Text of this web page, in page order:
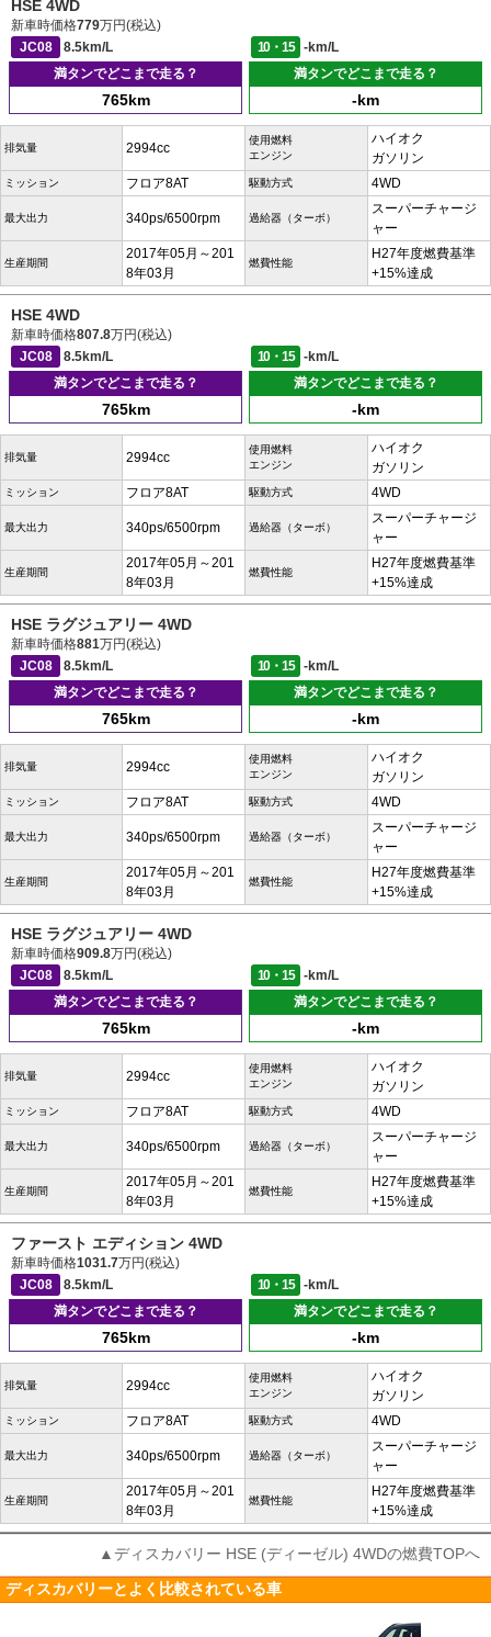
HSE 4WD
新車時価格779万円(税込)
JC08
8.5km/L 10・15
-km/L
満タンでどこまで走る？
765km
満タンでどこまで走る？
-km
排気量 2994cc
使用燃料
エンジン
ハイオク
ガソリン
ミッション フロア8AT 駆動方式 4WD
最大出力 340ps/6500rpm 過給器（ターボ）
スーパーチャージ
ャー
生産期間
2017年05月～201
8年03月
燃費性能
H27年度燃費基準
+15%達成
HSE 4WD
新車時価格807.8万円(税込)
JC08
8.5km/L 10・15
-km/L
満タンでどこまで走る？
765km
満タンでどこまで走る？
-km
排気量 2994cc
使用燃料
エンジン
ハイオク
ガソリン
ミッション フロア8AT 駆動方式 4WD
最大出力 340ps/6500rpm 過給器（ターボ）
スーパーチャージ
ャー
生産期間
2017年05月～201
8年03月
燃費性能
H27年度燃費基準
+15%達成
HSE ラグジュアリー 4WD
新車時価格881万円(税込)
JC08
8.5km/L 10・15
-km/L
満タンでどこまで走る？
765km
満タンでどこまで走る？
-km
排気量 2994cc
使用燃料
エンジン
ハイオク
ガソリン
ミッション フロア8AT 駆動方式 4WD
最大出力 340ps/6500rpm 過給器（ターボ）
スーパーチャージ
ャー
生産期間
2017年05月～201
8年03月
燃費性能
H27年度燃費基準
+15%達成
HSE ラグジュアリー 4WD
新車時価格909.8万円(税込)
JC08
8.5km/L 10・15
-km/L
満タンでどこまで走る？
765km
満タンでどこまで走る？
-km
排気量 2994cc
使用燃料
エンジン
ハイオク
ガソリン
ミッション フロア8AT 駆動方式 4WD
最大出力 340ps/6500rpm 過給器（ターボ）
スーパーチャージ
ャー
生産期間
2017年05月～201
8年03月
燃費性能
H27年度燃費基準
+15%達成
ファースト エディション 4WD
新車時価格1031.7万円(税込)
JC08
8.5km/L 10・15
-km/L
満タンでどこまで走る？
765km
満タンでどこまで走る？
-km
排気量 2994cc
使用燃料
エンジン
ハイオク
ガソリン
ミッション フロア8AT 駆動方式 4WD
最大出力 340ps/6500rpm 過給器（ターボ）
スーパーチャージ
ャー
生産期間
2017年05月～201
8年03月
燃費性能
H27年度燃費基準
+15%達成
▲ディスカバリー HSE (ディーゼル) 4WDの燃費TOPへ
ディスカバリーとよく比較されている車